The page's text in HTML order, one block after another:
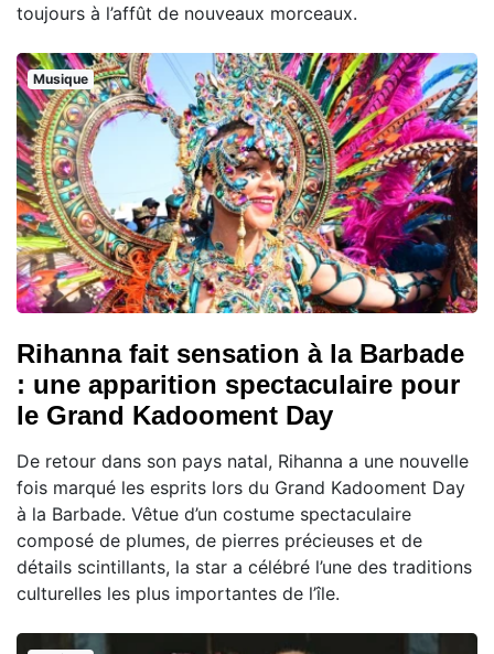
toujours à l’affût de nouveaux morceaux.
Musique
Rihanna fait sensation à la Barbade
: une apparition spectaculaire pour
le Grand Kadooment Day
De retour dans son pays natal, Rihanna a une nouvelle
fois marqué les esprits lors du Grand Kadooment Day
à la Barbade. Vêtue d’un costume spectaculaire
composé de plumes, de pierres précieuses et de
détails scintillants, la star a célébré l’une des traditions
culturelles les plus importantes de l’île.